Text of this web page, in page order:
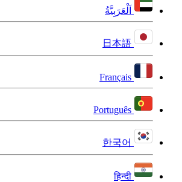
اَلْعَرَبِيَّةُ
日本語
Français
Português
한국어
हिन्दी